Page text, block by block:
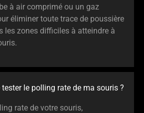
à air comprimé ou un gaz
éliminer toute trace de poussière
les zones difficiles à atteindre à
le polling rate de ma souris ?
rate de votre souris,